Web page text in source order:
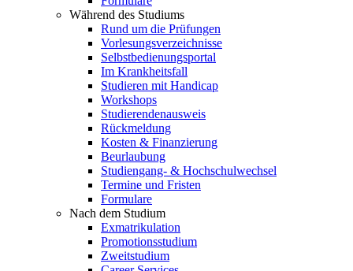
Während des Studiums
Rund um die Prüfungen
Vorlesungsverzeichnisse
Selbstbedienungsportal
Im Krankheitsfall
Studieren mit Handicap
Workshops
Studierendenausweis
Rückmeldung
Kosten & Finanzierung
Beurlaubung
Studiengang- & Hochschulwechsel
Termine und Fristen
Formulare
Nach dem Studium
Exmatrikulation
Promotionsstudium
Zweitstudium